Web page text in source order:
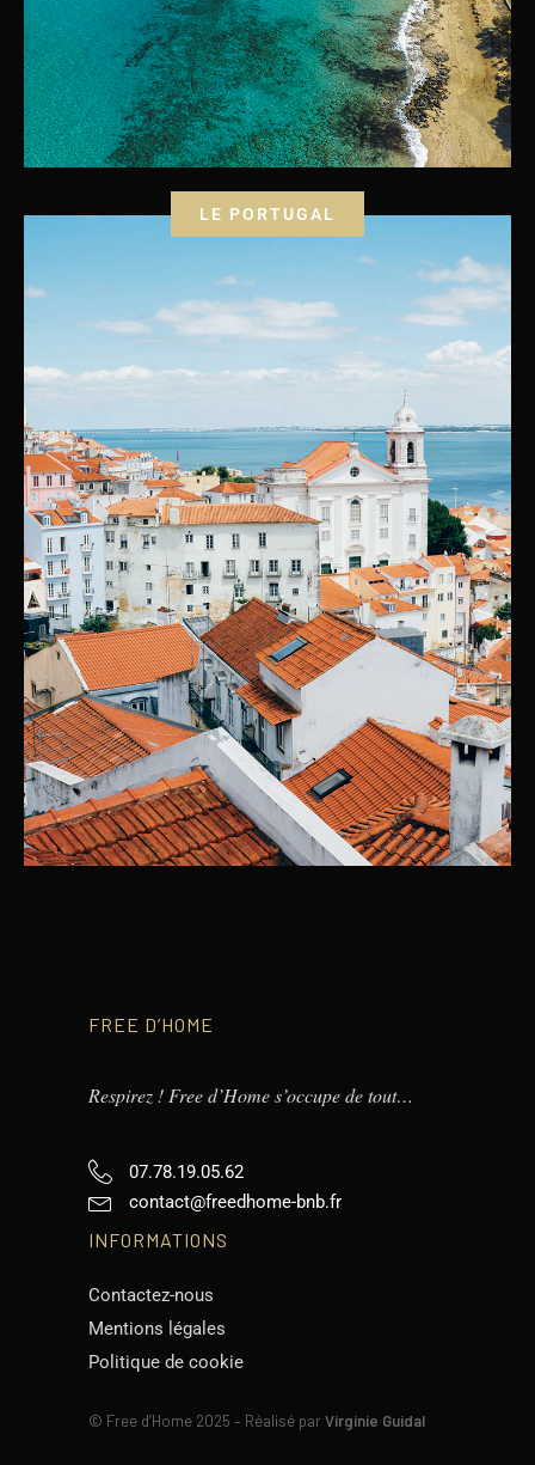
LE PORTUGAL
FREE D’HOME
Respirez ! Free d’Home s’occupe de tout…
07.78.19.05.62
contact@freedhome-bnb.fr
INFORMATIONS
Contactez-nous
Mentions légales
Politique de cookie
© Free d’Home 2025 – Réalisé parVirginie Guidal